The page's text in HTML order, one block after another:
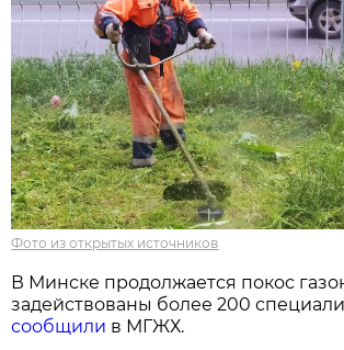
Фото из открытых источников
В Минске продолжается покос
задействованы более 200
сообщили в МГЖХ.